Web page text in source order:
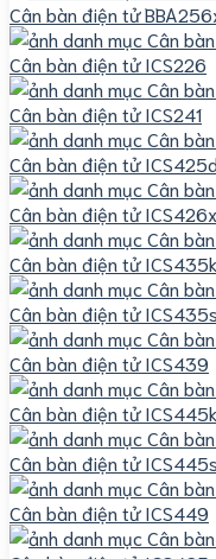
Cân bàn điện tử
Cân bàn điện tử ICS226
Cân bàn điện tử ICS241
Cân bàn điện tử ICS425d
Cân bàn điện tử
Cân bàn điện tử ICS435k
Cân bàn điện tử ICS435s
Cân bàn điện tử ICS439
Cân bàn điện tử ICS445k
Cân bàn điện tử ICS445s
Cân bàn điện tử ICS449